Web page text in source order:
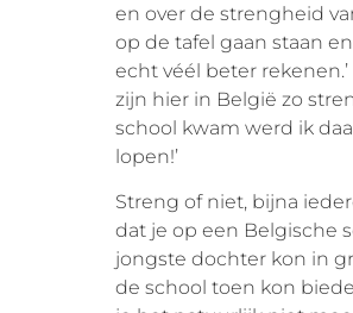
en over de strengheid
op de tafel gaan staan
echt véél beter
zijn hier in België zo
school kwam werd ik
lopen!’
Streng of niet, bijna
dat je op een Belgische
jongste dochter kon in
de school toen kon